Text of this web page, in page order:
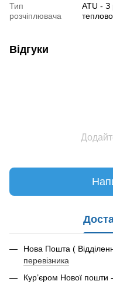
Тип
розчіплювача
ATU - З
Відгуки
Нова Пошта (
перевізника
Кур’єром Нової пошти -